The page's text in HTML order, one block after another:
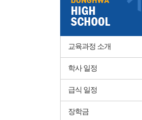
교육과정 소개
학사 일정
급식 일정
장학금